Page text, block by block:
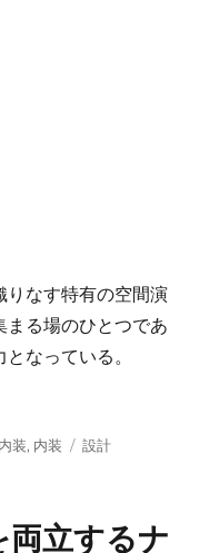
りなす特有の空間演
まる場のひとつであ
なっている。
内装設計と極上の非日
装, 内装
タ
設計
両立するナ